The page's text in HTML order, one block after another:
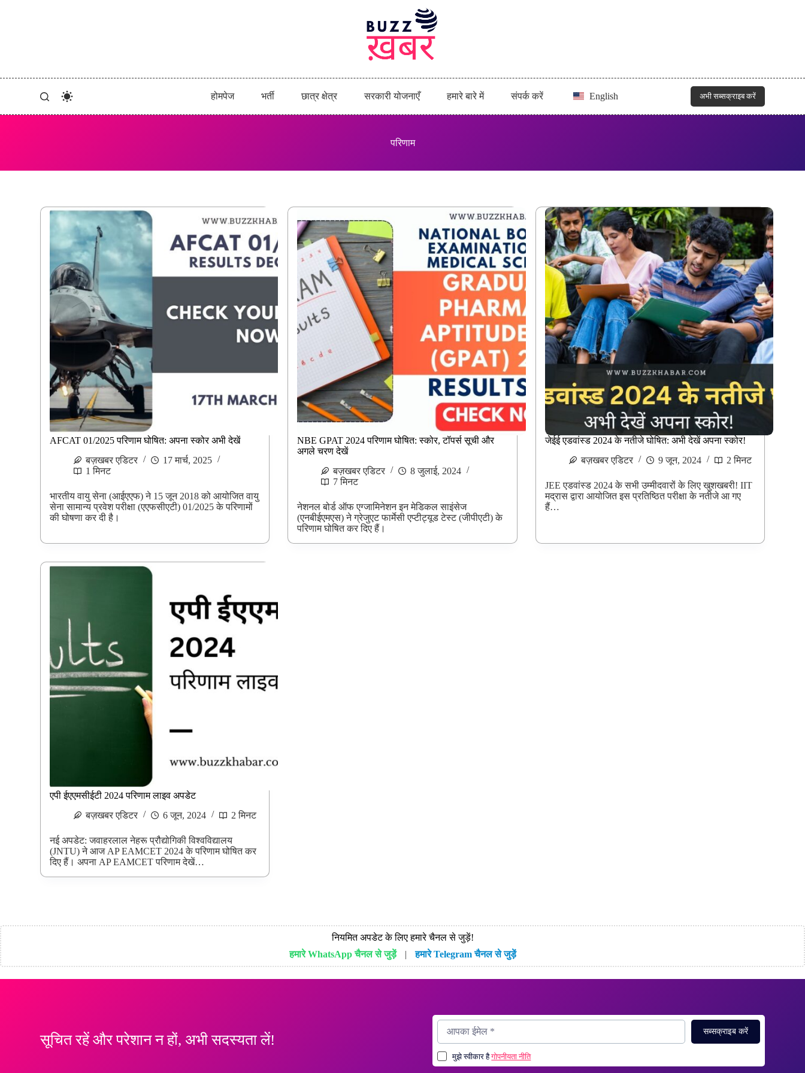
होमपेज भर्ती छात्र क्षेत्र सरकारी योजनाएँ हमारे बारे में संपर्क करें English अभी सब्सक्राइब करें
परिणाम
AFCAT 01/2025 परिणाम घोषित: अपना स्कोर अभी देखें
बज़खबर एडिटर
17 मार्च, 2025
1 मिनट
भारतीय वायु सेना (आईएएफ) ने 15 जून 2018 को आयोजित वायु
सेना सामान्य प्रवेश परीक्षा (एएफसीएटी) 01/2025 के परिणामों
की घोषणा कर दी है।
NBE GPAT 2024 परिणाम घोषित: स्कोर, टॉपर्स सूची और
अगले चरण देखें
बज़खबर एडिटर
8 जुलाई, 2024
7 मिनट
नेशनल बोर्ड ऑफ एग्जामिनेशन इन मेडिकल साइंसेज
(एनबीईएमएस) ने ग्रेजुएट फार्मेसी एप्टीट्यूड टेस्ट (जीपीएटी) के
परिणाम घोषित कर दिए हैं।
जेईई एडवांस्ड 2024 के नतीजे घोषित: अभी देखें अपना स्कोर!
बज़खबर एडिटर
9 जून, 2024 2 मिनट
JEE एडवांस्ड 2024 के सभी उम्मीदवारों के लिए खुशखबरी! IIT
मद्रास द्वारा आयोजित इस प्रतिष्ठित परीक्षा के नतीजे आ गए
हैं…
एपी ईएएमसीईटी 2024 परिणाम लाइव अपडेट
बज़खबर एडिटर
6 जून, 2024 2 मिनट
नई अपडेट: जवाहरलाल नेहरू प्रौद्योगिकी विश्वविद्यालय
(JNTU) ने आज AP EAMCET 2024 के परिणाम घोषित कर
दिए हैं। अपना AP EAMCET परिणाम देखें…
नियमित अपडेट के लिए हमारे चैनल से जुड़ें!
हमारे WhatsApp चैनल से जुड़ें
| हमारे Telegram चैनल से जुड़ें
सूचित रहें और परेशान न हों, अभी सदस्यता लें!
सब्सक्राइब करें
मुझे स्वीकार हैगोपनीयता नीति